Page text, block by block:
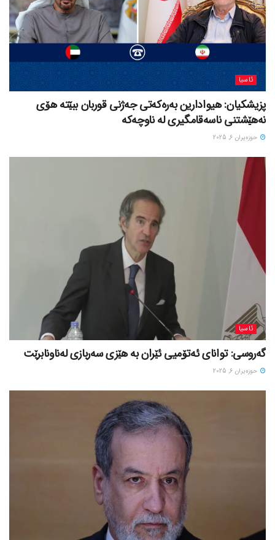
ئاسیا
پزیشکیان: هیوادارین بەرەکەتی جەژنی قوربان ببێتە هۆی
نەهێشتنی ناسەقامگیری لە ناوچەکە
حوزه‌یران 6, 2025
ئاسیا
گەروسی: توانای ئەتۆمیی ئێران بە هێزی سەربازی لەناونابرێت
حوزه‌یران 6, 2025